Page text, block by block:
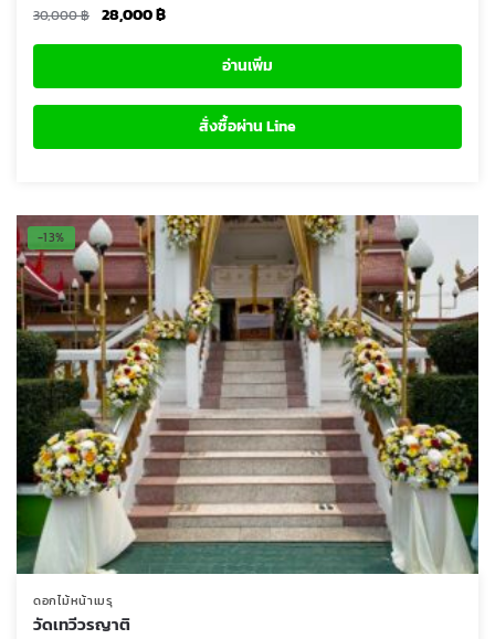
30,000฿
Original
30,000 ฿.
28,000฿Current
28,000 ฿.
อ่านเพิ่ม
สั่งซื้อผ่าน Line
-13%
ดอกไม้หน้าเมรุ
วัดเทวีวรญาติ